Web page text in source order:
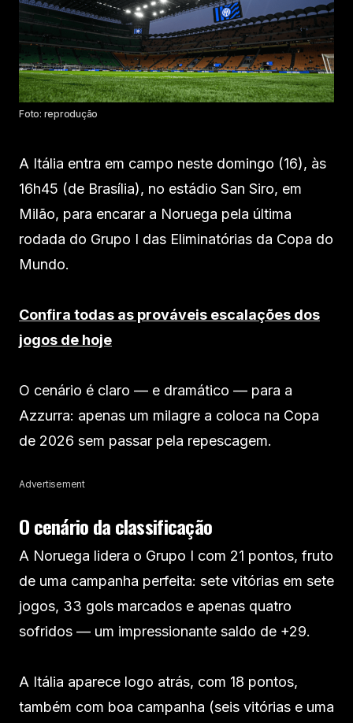
Foto: reprodução
A Itália entra em campo neste domingo (16), às
16h45 (de Brasília), no estádio San Siro, em
Milão, para encarar a Noruega pela última
rodada do Grupo I das Eliminatórias da Copa do
Mundo.
Confira todas as prováveis escalações dos
jogos de hoje
O cenário é claro — e dramático — para a
Azzurra: apenas um milagre a coloca na Copa
de 2026 sem passar pela repescagem.
Advertisement
O cenário da classificação
A Noruega lidera o Grupo I com 21 pontos, fruto
de uma campanha perfeita: sete vitórias em sete
jogos, 33 gols marcados e apenas quatro
sofridos — um impressionante saldo de +29.
A Itália aparece logo atrás, com 18 pontos,
também com boa campanha (seis vitórias e uma